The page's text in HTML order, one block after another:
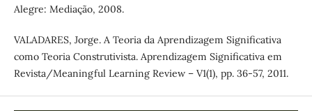
Alegre: Mediação, 2008.
VALADARES, Jorge. A Teoria da Aprendizagem Significativa
como Teoria Construtivista. Aprendizagem Significativa em
Revista/Meaningful Learning Review – V1(1), pp. 36-57, 2011.